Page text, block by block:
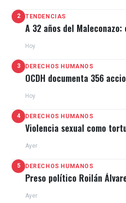
2 TENDENCIAS
A 32 años del
Hoy
3 DERECHOS HUMANOS
OCDH documenta 356
Hoy
4 DERECHOS HUMANOS
Violencia sexual como
Ayer
5 DERECHOS HUMANOS
Preso político Roilán
Ayer